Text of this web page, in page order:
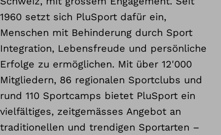
1960 setzt sich PluSport dafür ein,
Menschen mit Behinderung durch Sport
Integration, Lebensfreude und persönliche
Erfolge zu ermöglichen. Mit über 12'000
Mitgliedern, 86 regionalen Sportclubs und
rund 110 Sportcamps bietet PluSport ein
vielfältiges, zeitgemässes Angebot an
traditionellen und trendigen Sportarten –